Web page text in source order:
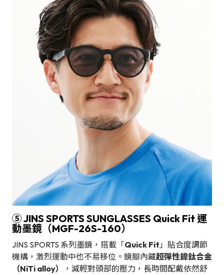
⑤ JINS SPORTS SUNGLASSES Quick Fit 運
動墨鏡（MGF-26S-160）
JINS SPORTS 系列墨鏡，搭載「Quick Fit」貼合度調節
機構，激烈運動中也不易移位。鏡腳內藏超彈性鎳鈦合金
（NiTi alloy）
，減輕對頭部的壓力，長時間配戴依然舒